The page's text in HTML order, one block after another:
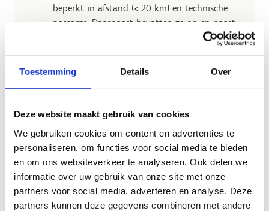
Toestemming Details Over
Deze website maakt gebruik van cookies
We gebruiken cookies om content en advertenties te
personaliseren, om functies voor social media te bieden
en om ons websiteverkeer te analyseren. Ook delen we
informatie over uw gebruik van onze site met onze
partners voor social media, adverteren en analyse. Deze
partners kunnen deze gegevens combineren met andere
beperkt in afstand (< 20 km) en technische
passages. Daarnaast bevatten ze op en naast
de route elementen die zorgen voor extra
De kindvriendelijke looplussen (< 7 km) lenen
zich er perfect toe om als (groot)ouder samen
lopen.
De kindvriendelijke looplussen lenen zich er perfect
toe om als (groot)ouder samen met je (klein)kind te
gaan wandelen of te lopen. Of je (klein)kind leeft
zich uit op de (loop)fiets terwijl je als (groot)ouder
loopkilometers verzamelt.